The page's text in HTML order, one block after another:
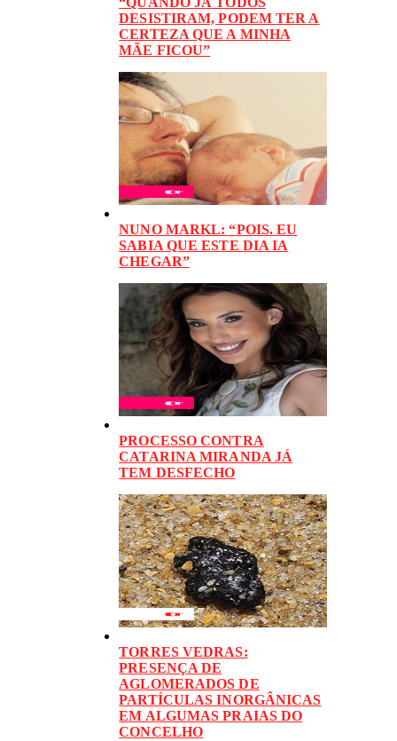
DESISTIRAM, PODEM TER A
CERTEZA QUE A MINHA
MÃE FICOU”
NUNO MARKL: “POIS. EU
SABIA QUE ESTE DIA IA
CHEGAR”
PROCESSO CONTRA
CATARINA MIRANDA JÁ
TEM DESFECHO
TORRES VEDRAS:
PRESENÇA DE
AGLOMERADOS DE
PARTÍCULAS INORGÂNICAS
EM ALGUMAS PRAIAS DO
CONCELHO